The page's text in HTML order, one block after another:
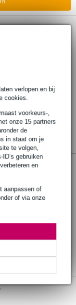
verlopen en bij
cookies.
voorkeurs-,
onze 15 partners
de
in staat om je
te volgen,
gebruiken
en
aanpassen of
of via onze
voor